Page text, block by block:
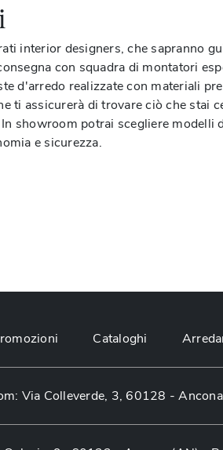
interior designers, che sapranno
con squadra di montatori
d'arredo realizzate con materiali
ti assicurerà di trovare ciò che
showroom potrai scegliere
e sicurezza.
Cataloghi
Via Colleverde, 3, 60128 -